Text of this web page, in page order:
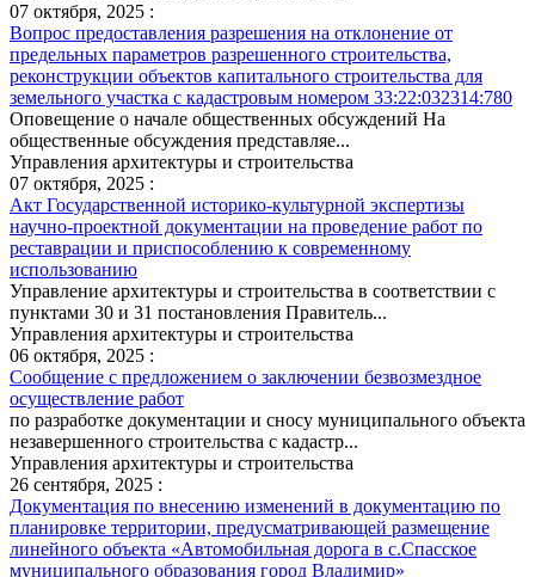
07 октября, 2025 :
Вопрос предоставления разрешения на отклонение от
предельных параметров разрешенного строительства,
реконструкции объектов капитального строительства для
земельного участка с кадастровым номером 33:22:032314:780
Оповещение о начале общественных обсуждений На
общественные обсуждения представляе...
Управления архитектуры и строительства
07 октября, 2025 :
Акт Государственной историко-культурной экспертизы
научно-проектной документации на проведение работ по
реставрации и приспособлению к современному
использованию
Управление архитектуры и строительства в соответствии с
пунктами 30 и 31 постановления Правитель...
Управления архитектуры и строительства
06 октября, 2025 :
Сообщение с предложением о заключении безвозмездное
осуществление работ
по разработке документации и сносу муниципального объекта
незавершенного строительства с кадастр...
Управления архитектуры и строительства
26 сентября, 2025 :
Документация по внесению изменений в документацию по
планировке территории, предусматривающей размещение
линейного объекта «Автомобильная дорога в с.Спасское
муниципального образования город Владимир»